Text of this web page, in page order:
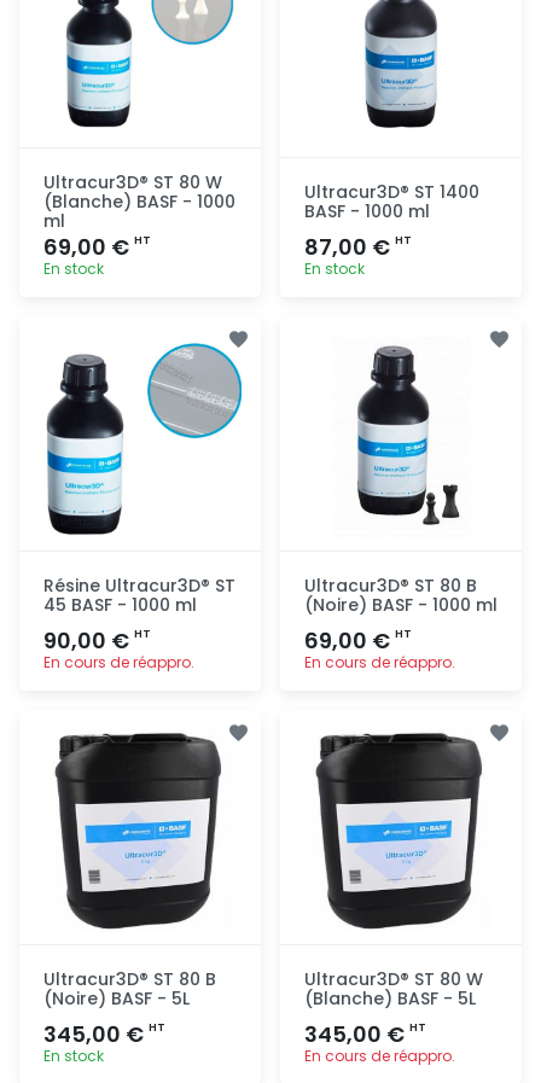
Ultracur3D® ST 80 W
(Blanche) BASF - 1000
ml
69,00 € HT
En stock
rapide
Ultracur3D® ST 1400
BASF - 1000 ml
87,00 € HT
En stock
rapide
Résine Ultracur3D® ST
45 BASF - 1000 ml
90,00 € HT
En cours de réappro.
rapide
Ultracur3D® ST 80 B
(Noire) BASF - 1000 ml
69,00 € HT
En cours de réappro.
rapide
Ultracur3D® ST 80 B
(Noire) BASF - 5L
345,00 € HT
En stock
Ultracur3D® ST 80 W
(Blanche) BASF - 5L
345,00 € HT
En cours de réappro.